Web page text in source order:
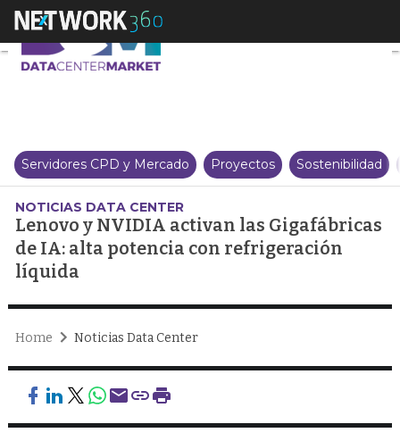
Lenovo y NVIDIA activan las
Servidores CPD y Mercado Proyectos Sostenibilidad
NOTICIAS DATA CENTER
Lenovo y NVIDIA activan las Gigafábricas
de IA: alta potencia con refrigeración
líquida
Home Noticias Data Center